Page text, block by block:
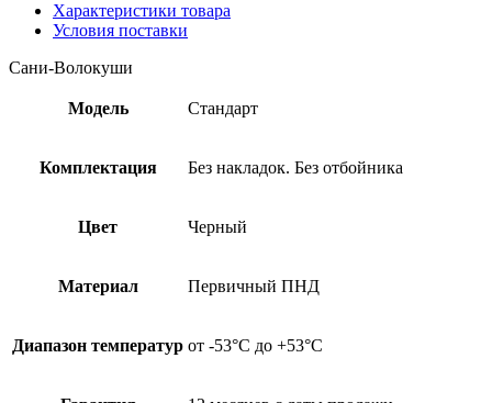
Характеристики товара
Условия поставки
Сани-Волокуши
Модель Стандарт
Комплектация Без накладок. Без отбойника
Цвет Черный
Материал Первичный ПНД
Диапазон температур от -53°С до +53°С